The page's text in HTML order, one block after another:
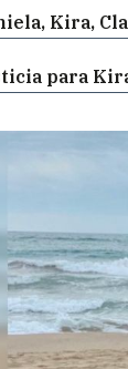
Kira,
para